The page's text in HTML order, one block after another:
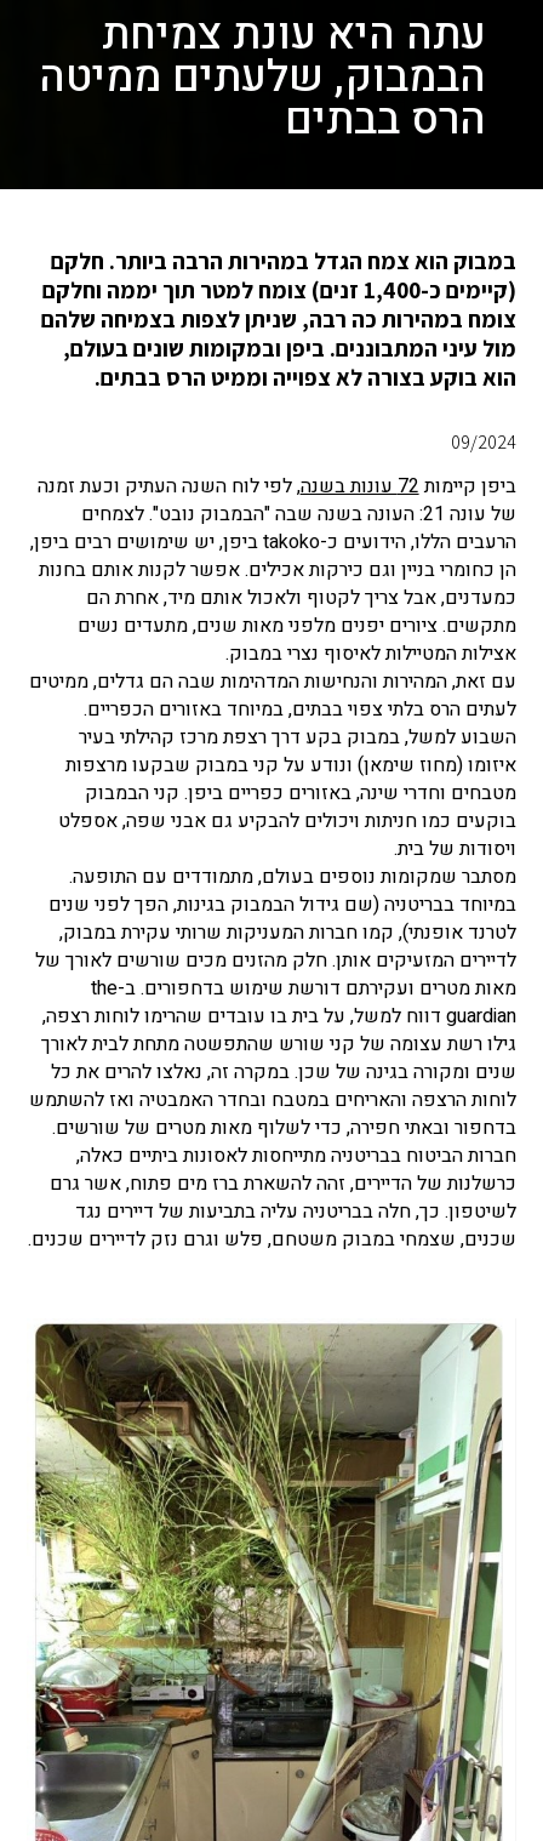
עתה היא עונת צמיחת
הבמבוק, שלעתים ממיטה
הרס בבתים
במבוק הוא צמח הגדל במהירות הרבה ביותר. חלקם
(קיימים כ-1,400 זנים) צומח למטר תוך יממה וחלקם
צומח במהירות כה רבה, שניתן לצפות בצמיחה שלהם
מול עיני המתבוננים. ביפן ובמקומות שונים בעולם,
הוא בוקע בצורה לא צפוייה וממיט הרס בבתים.
09/2024
ביפן קיימות72 עונות בשנה
, לפי לוח השנה העתיק וכעת זמנה
של עונה 21: העונה בשנה שבה "הבמבוק נובט". לצמחים
הרעבים הללו, הידועים כ-takoko ביפן, יש שימושים רבים ביפן,
הן כחומרי בניין וגם כירקות אכילים. אפשר לקנות אותם בחנות
כמעדנים, אבל צריך לקטוף ולאכול אותם מיד, אחרת הם
מתקשים. ציורים יפנים מלפני מאות שנים, מתעדים נשים
אצילות המטיילות לאיסוף נצרי במבוק.
עם זאת, המהירות והנחישות המדהימות שבה הם גדלים, ממיטים
לעתים הרס בלתי צפוי בבתים, במיוחד באזורים הכפריים.
השבוע למשל, במבוק בקע דרך רצפת מרכז קהילתי בעיר
איזומו (מחוז שימאן) ונודע על קני במבוק שבקעו מרצפות
מטבחים וחדרי שינה, באזורים כפריים ביפן. קני הבמבוק
בוקעים כמו חניתות ויכולים להבקיע גם אבני שפה, אספלט
ויסודות של בית.
מסתבר שמקומות נוספים בעולם, מתמודדים עם התופעה.
במיוחד בבריטניה (שם גידול הבמבוק בגינות, הפך לפני שנים
לטרנד אופנתי), קמו חברות המעניקות שרותי עקירת במבוק,
לדיירים המזעיקים אותן. חלק מהזנים מכים שורשים לאורך של
מאות מטרים ועקירתם דורשת שימוש בדחפורים. ב-the
guardian דווח למשל, על בית בו עובדים שהרימו לוחות רצפה,
גילו רשת עצומה של קני שורש שהתפשטה מתחת לבית לאורך
שנים ומקורה בגינה של שכן. במקרה זה, נאלצו להרים את כל
לוחות הרצפה והאריחים במטבח ובחדר האמבטיה ואז להשתמש
בדחפור ובאתי חפירה, כדי לשלוף מאות מטרים של שורשים.
חברות הביטוח בבריטניה מתייחסות לאסונות ביתיים כאלה,
כרשלנות של הדיירים, זהה להשארת ברז מים פתוח, אשר גרם
לשיטפון. כך, חלה בבריטניה עליה בתביעות של דיירים נגד
שכנים, שצמחי במבוק משטחם, פלש וגרם נזק לדיירים שכנים.